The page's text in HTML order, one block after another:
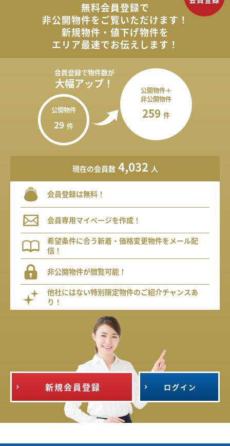
無料会員登録で
非公開物件をご覧いただけます！
新規物件・値下げ物件を
エリア最速でお伝えします！
会員登録で物件数が
大幅アップ！
公開物件
29 件
公開物件＋
非公開物件
259 件
現在の会員数 4,032 人
会員登録は無料！
会員専用マイページを作成！
希望条件に合う新着・価格変更物件をメール配
信！
非公開物件が閲覧可能！
他社にはない特別限定物件のご紹介チャンスあ
り！
新規会員登録 ログイン